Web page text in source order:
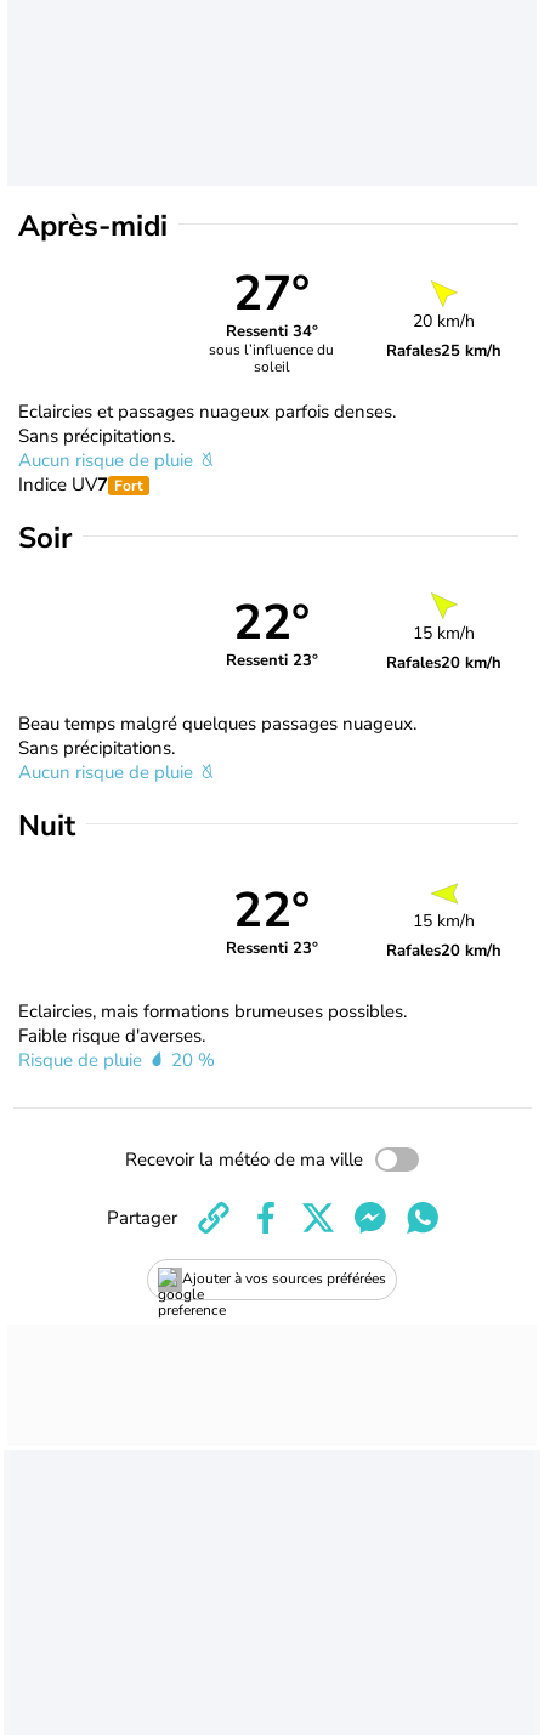
Après-midi
27°
Ressenti 34°
sous l’influence du
soleil
20 km/h
Rafales25 km/h
Eclaircies et passages nuageux parfois denses.
Sans précipitations.
Aucun risque de pluie
Indice UV7 Fort
Soir
22°
Ressenti 23°
15 km/h
Rafales20 km/h
Beau temps malgré quelques passages nuageux.
Sans précipitations.
Aucun risque de pluie
Nuit
22°
Ressenti 23°
15 km/h
Rafales20 km/h
Eclaircies, mais formations brumeuses possibles.
Faible risque d'averses.
Risque de pluie
20 %
Recevoir la météo de ma ville
Ajouter à vos sources préférées
Partager